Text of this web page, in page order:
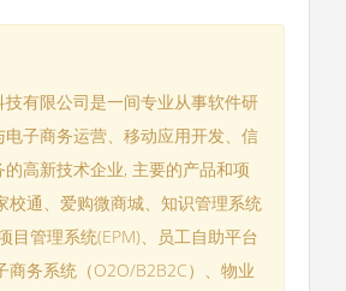
有限公司是一间专业从事软件研
子商务运营、移动应用开发、信
高新技术企业, 主要的产品和项
校通、爱购微商城、知识管理系统
目管理系统(EPM)、员工自助平台
商务系统（O2O/B2B2C）、物业